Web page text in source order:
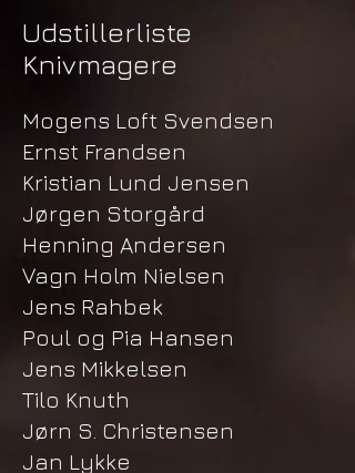
Udstillerliste
Knivmagere
Mogens Loft Svendsen
​Ernst Frandsen
Kristian Lund Jensen
Jørgen Storgård
Henning Andersen
Vagn Holm Nielsen
Jens Rahbek
Poul og Pia Hansen
Jens Mikkelsen
Tilo Knuth
Jørn S. Christensen
Jan Lykke